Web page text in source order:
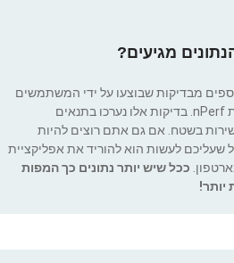
מגיעים?
מבדיקות שבוצעו על ידי המשתמשים
באפליקציית nPerf. בדיקות אלו נערכו בתנאים
בשטח. אם גם אתם רוצים להיות
שעליכם לעשות הוא להוריד את אפליקציית
ככל שיש יותר נתונים כך המפות
יותר!